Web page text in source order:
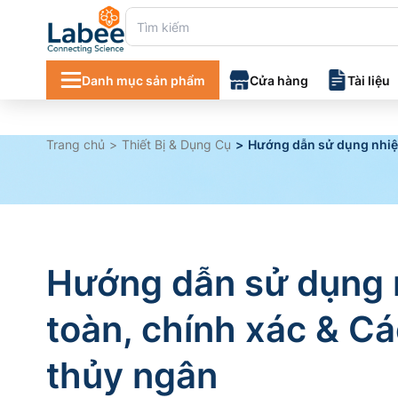
Danh mục sản phẩm Cửa hàng Tài liệu
Danh mục
Trang chủ Thiết Bị & Dụng Cụ Hướng dẫn sử dụng
Hướng dẫn sử
toàn, chính xác &
thủy ngân